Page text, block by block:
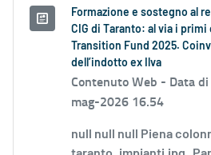
Formazione e sostegno al
CIG di Taranto: al via i
Transition Fund 2025.
dell’indotto ex Ilva
Contenuto Web - Data
mag-2026 16.54
null null null Piena